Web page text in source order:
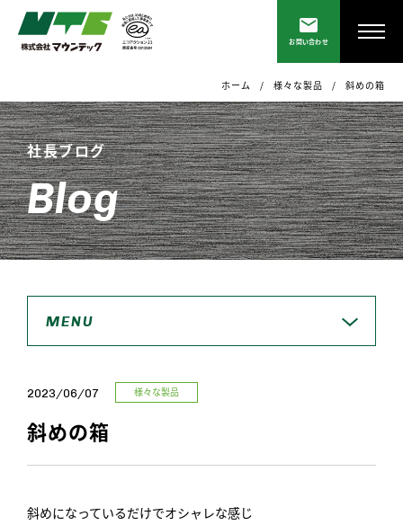
お問い合わせ
ホーム 様々な製品 斜めの箱
社長ブログ
Blog
MENU
2023/06/07 様々な製品
斜めの箱
斜めになっているだけでオシャレな感じ